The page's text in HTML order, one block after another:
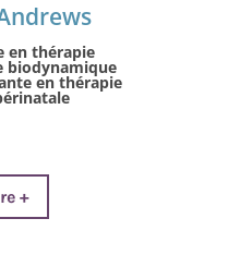
en thérapie
biodynamique
en thérapie
+